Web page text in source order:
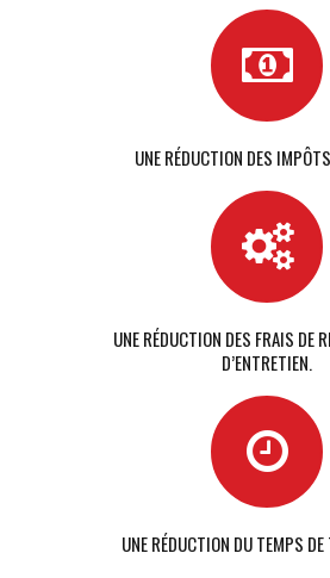
UNE RÉDUCTION DES
UNE RÉDUCTION DES FRAIS DE
D’ENTRETIEN.
UNE RÉDUCTION DU TEMPS